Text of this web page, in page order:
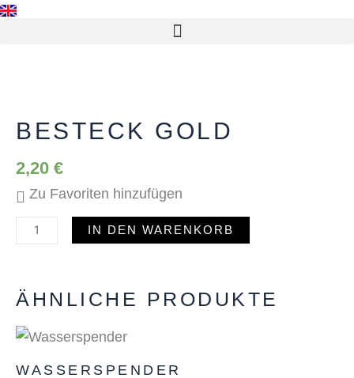
BESTECK GOLD
2,20 €
Zu Favoriten hinzufügen
Menge
IN DEN WARENKORB
ÄHNLICHE PRODUKTE
WASSERSPENDER